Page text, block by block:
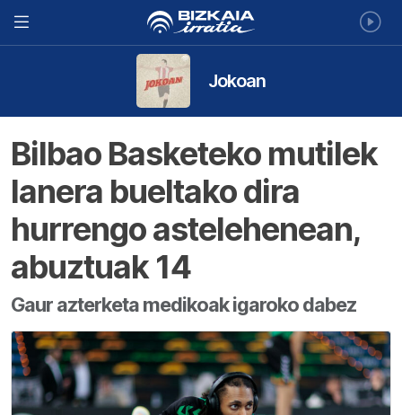
Jokoan
Bilbao Basketeko mutilek
lanera bueltako dira
hurrengo astelehenean,
abuztuak 14
Gaur azterketa medikoak igaroko dabez